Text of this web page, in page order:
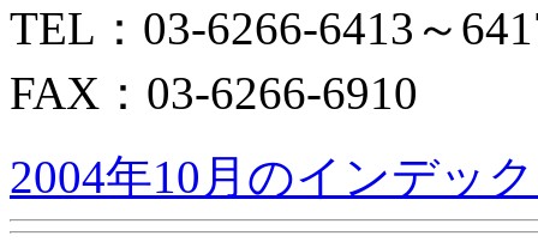
TEL：03-6266-6413～
FAX：03-6266-6910
2004年10月のインデッ